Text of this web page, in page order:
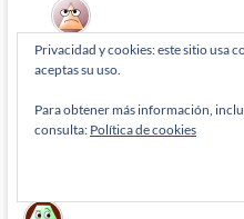
simonix 3 años han pasado
Responde a
Yo también lo pensé.
Pero la máquina de bailar
Privacidad y cookies: este sitio usa
aceptas su uso.
Para obtener más información,
consulta: Política de cookies